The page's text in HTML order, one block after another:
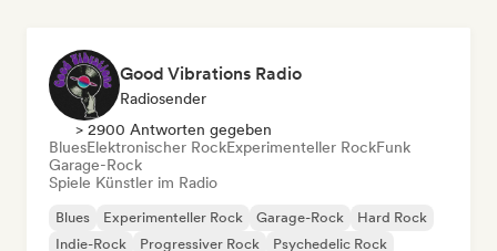
Good Vibrations Radio
Radiosender
> 2900 Antworten gegeben
BluesElektronischer RockExperimenteller RockFunk
Garage-Rock
Spiele Künstler im Radio
Blues Experimenteller Rock Garage-Rock
Hard Rock
Indie-Rock
Progressiver Rock
Psychedelic Rock